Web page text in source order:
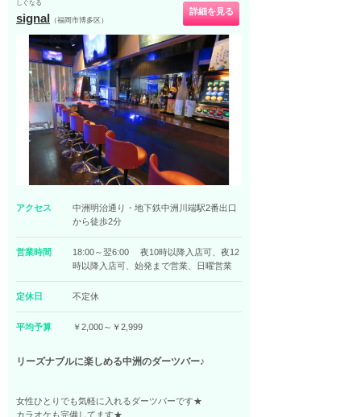
しぐなる
signal （福岡市博多区）
詳細を見る
アクセス
中洲明治通り・地下鉄中洲川端駅2番出口
から徒歩2分
営業時間
18:00～翌6:00 夜10時以降入店可、夜12
時以降入店可、始発まで営業、日曜営業
定休日 不定休
平均予算 ￥2,000～￥2,999
リーズナブルに楽しめる中洲のダーツバー♪
女性ひとりでも気軽に入れるダーツバーです★
カラオケも完備してます★